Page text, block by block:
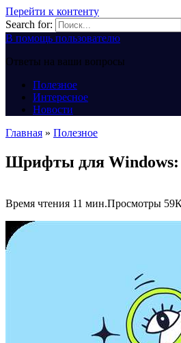
Перейти к контенту
Search for:
В помощь пользователю
Ответы на ваши вопросы
Полезное
Интересное
Новости
Главная » Полезное
Шрифты для Windows:
Время чтения 11 мин.Просмотры 59